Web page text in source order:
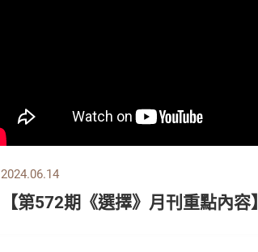
2024.06.14
【第572期《選擇》月刊重點內容】